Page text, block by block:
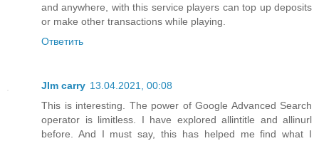
and anywhere, with this service players can top up deposits
or make other transactions while playing.
Ответить
JIm carry 13.04.2021, 00:08
This is interesting. The power of Google Advanced Search
operator is limitless. I have explored allintitle and allinurl
before. And I must say, this has helped me find what I